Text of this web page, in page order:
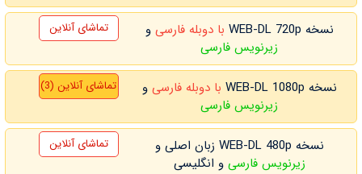
نسخه WEB-DL 720p با دوبله فارسی و
زیرنویس فارسی
تماشای آنلاین
نسخه WEB-DL 1080p با دوبله فارسی و
زیرنویس فارسی
تماشای آنلاین (3)
نسخه WEB-DL 480p زبان اصلی و
زیرنویس فارسی و انگلیسی
تماشای آنلاین